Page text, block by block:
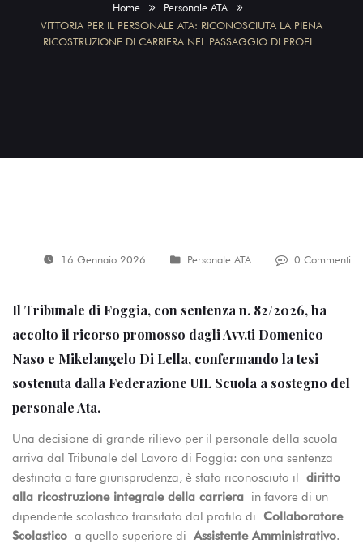
Home
Personale ATA
VITTORIA PER IL PERSONALE ATA: RICONOSCIUTA LA PIENA
RICOSTRUZIONE DI CARRIERA NEL PASSAGGIO DI PROFI
16 Gennaio 2026 Personale ATA 0 Commenti
Il Tribunale di Foggia, con sentenza n. 82/2026, ha
accolto il ricorso promosso dagli Avv.ti Domenico
Naso e Mikelangelo Di Lella, confermando la tesi
sostenuta dalla Federazione UIL Scuola a sostegno del
personale Ata.
Una decisione di grande rilievo per il personale della scuola
arriva dal Tribunale del Lavoro di Foggia: con una sentenza
destinata a fare giurisprudenza, è stato riconosciuto il diritto
alla ricostruzione integrale della carriera in favore di un
dipendente scolastico transitato dal profilo di Collaboratore
Scolastico a quello superiore diAssistente Amministrativo.